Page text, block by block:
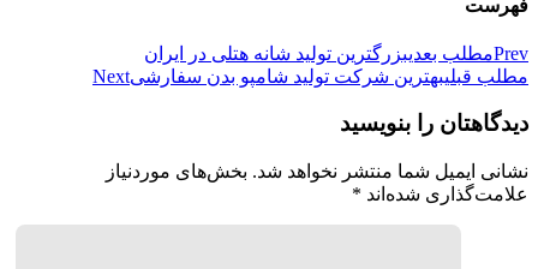
فهرست
Prevمطلب بعدیبزرگترین تولید شانه هتلی در ایران
مطلب قبلیبهترین شرکت تولید شامپو بدن سفارشیNext
دیدگاهتان را بنویسید
نشانی ایمیل شما منتشر نخواهد شد. بخش‌های موردنیاز
علامت‌گذاری شده‌اند *